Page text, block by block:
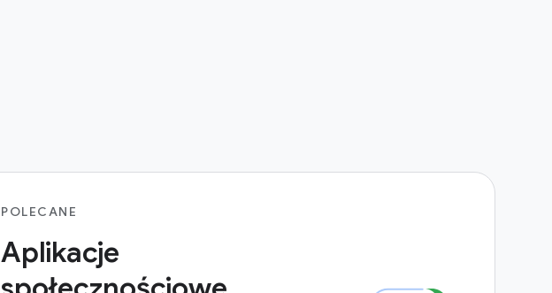
POLECANE
Aplikacje